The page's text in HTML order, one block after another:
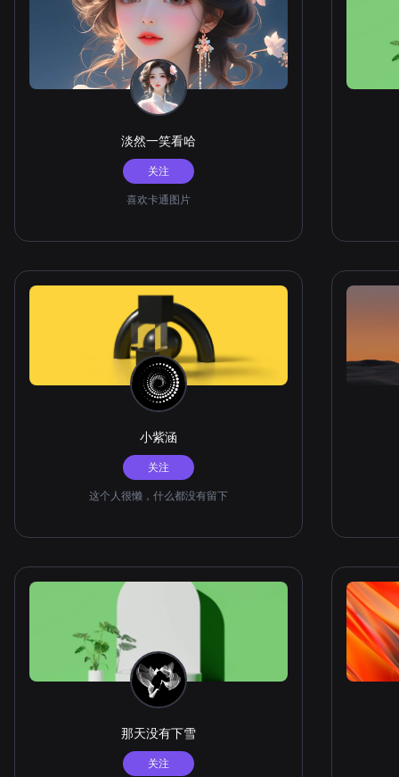
淡然一笑看哈
关注
喜欢卡通图片
小紫涵
关注
这个人很懒，什么都没有留下
那天没有下雪
关注